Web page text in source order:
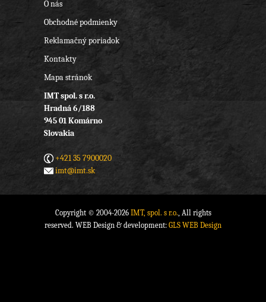
O nás
Obchodné podmienky
Reklamačný poriadok
Kontakty
Mapa stránok
IMT spol. s r.o.
Hradná 6/188
945 01 Komárno
Slovakia
+421 35 7900020
imt@imt.sk
Copyright © 2004-2026 IMT, spol. s r.o., All rights
reserved. WEB Design & development: GLS WEB Design